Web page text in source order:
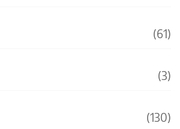
(61)
(3)
(130)